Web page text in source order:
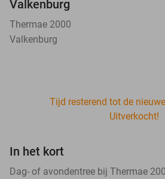
Valkenburg
Thermae 2000
Valkenburg
Tijd resterend tot de
Uitverkocht!
In het kort
Dag- of avondentree bij Thermae